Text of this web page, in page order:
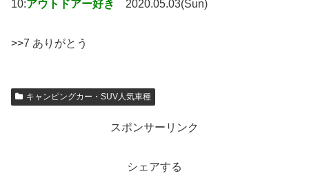
10:アウトドアー好き 2020.05.03(Sun)
>>7 ありがとう
キャンピングカー・SUV人気車種
スポンサーリンク
シェアする